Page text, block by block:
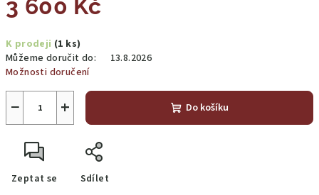
3 600 Kč
cena:
K prodeji (1 ks)
Můžeme doručit do:
13.8.2026
Možnosti doručení
+
− Do košíku
Zeptat se Sdílet